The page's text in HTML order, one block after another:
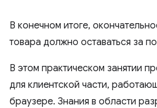
В конечном итоге,
товара должно оставаться за
В этом практическом занятии
для клиентской части,
браузере. Знания в области